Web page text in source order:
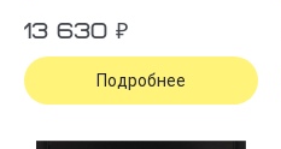
13 630 ₽
Подробнее